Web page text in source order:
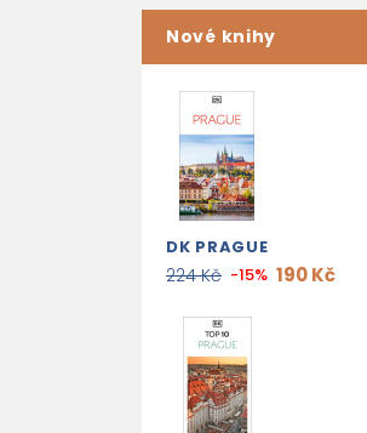
Nové knihy
DK PRAGUE
224 Kč -15% 190 Kč